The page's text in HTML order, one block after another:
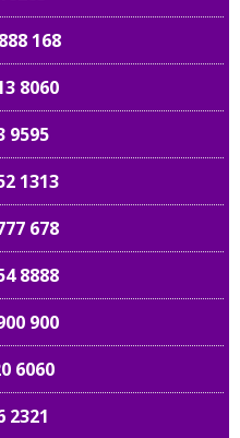
168
8060
9595
1313
678
8888
900
6060
2321